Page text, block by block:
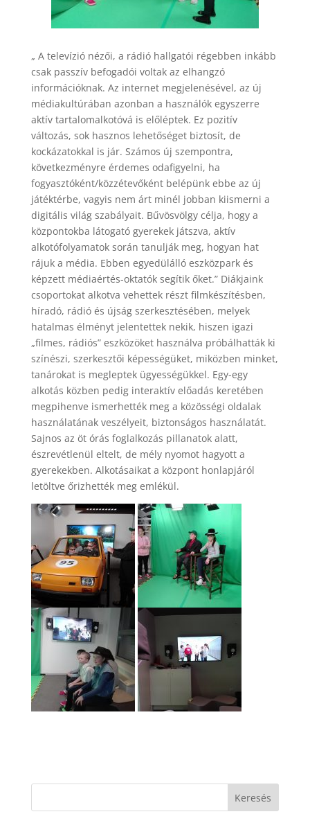
„ A televízió nézői, a rádió hallgatói régebben inkább
csak passzív befogadói voltak az elhangzó
információknak. Az internet megjelenésével, az új
médiakultúrában azonban a használók egyszerre
aktív tartalomalkotóvá is előléptek. Ez pozitív
változás, sok hasznos lehetőséget biztosít, de
kockázatokkal is jár. Számos új szempontra,
következményre érdemes odafigyelni, ha
fogyasztóként/közzétevőként belépünk ebbe az új
játéktérbe, vagyis nem árt minél jobban kiismerni a
digitális világ szabályait. Bűvösvölgy célja, hogy a
központokba látogató gyerekek játszva, aktív
alkotófolyamatok során tanulják meg, hogyan hat
rájuk a média. Ebben egyedülálló eszközpark és
képzett médiaértés-oktatók segítik őket.” Diákjaink
csoportokat alkotva vehettek részt filmkészítésben,
híradó, rádió és újság szerkesztésében, melyek
hatalmas élményt jelentettek nekik, hiszen igazi
„filmes, rádiós” eszközöket használva próbálhatták ki
színészi, szerkesztői képességüket, miközben minket,
tanárokat is megleptek ügyességükkel. Egy-egy
alkotás közben pedig interaktív előadás keretében
megpihenve ismerhették meg a közösségi oldalak
használatának veszélyeit, biztonságos használatát.
Sajnos az öt órás foglalkozás pillanatok alatt,
észrevétlenül eltelt, de mély nyomot hagyott a
gyerekekben. Alkotásaikat a központ honlapjáról
letöltve őrizhették meg emlékül.